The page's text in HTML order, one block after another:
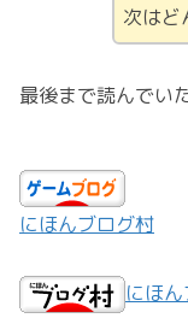
次はど
最後まで読んでい
にほんブログ村
にほ